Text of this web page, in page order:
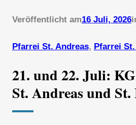
Veröffentlicht am16 Juli, 2026
Pfarrei St. Andreas, Pfarrei
21. und 22. Juli:
St. Andreas und